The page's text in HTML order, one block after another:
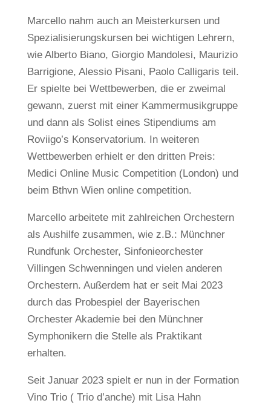
Marcello nahm auch an Meisterkursen und
Spezialisierungskursen bei wichtigen Lehrern,
wie Alberto Biano, Giorgio Mandolesi, Maurizio
Barrigione, Alessio Pisani, Paolo Calligaris teil.
Er spielte bei Wettbewerben, die er zweimal
gewann, zuerst mit einer Kammermusikgruppe
und dann als Solist eines Stipendiums am
Roviigo’s Konservatorium. In weiteren
Wettbewerben erhielt er den dritten Preis:
Medici Online Music Competition (London) und
beim Bthvn Wien online competition.
Marcello arbeitete mit zahlreichen Orchestern
als Aushilfe zusammen, wie z.B.: Münchner
Rundfunk Orchester, Sinfonieorchester
Villingen Schwenningen und vielen anderen
Orchestern. Außerdem hat er seit Mai 2023
durch das Probespiel der Bayerischen
Orchester Akademie bei den Münchner
Symphonikern die Stelle als Praktikant
erhalten.
Seit Januar 2023 spielt er nun in der Formation
Vino Trio ( Trio d’anche) mit Lisa Hahn